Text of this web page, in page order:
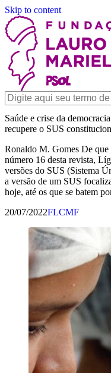
Skip to content
Saúde e crise da
recupere o SUS
Ronaldo M. Gomes De
número 16 desta revista,
versões do SUS (Sistema
a versão de um SUS
hoje, até os que se batem
20/07/2022FLCMF